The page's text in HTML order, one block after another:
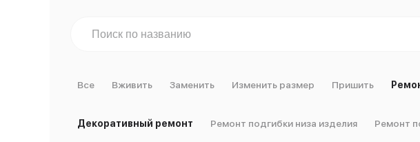
Все Вживить Заменить Изменить размер Пришить
Декоративный ремонт Ремонт подгибки низа изделия Ремонт